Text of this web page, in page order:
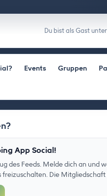
Du bist als Gast
Events Gruppen
App Social!
des Feeds. Melde dich an und
Die